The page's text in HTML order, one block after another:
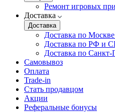
Ремонт игровых
Доставка
Доставка
Доставка по
Доставка по РФ и
Доставка по Санкт-
Самовывоз
Оплата
Trade-in
Стать продавцом
Акции
Реферальные бонусы